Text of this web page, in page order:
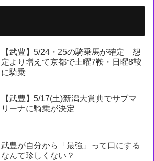
【武豊】5/24・25の騎乗馬が確定 想
定より増えて京都で土曜7鞍・日曜8鞍
に騎乗
【武豊】5/17(土)新潟大賞典でサブマ
リーナに騎乗が決定
武豊が自分から「最強」って口にする
なんて珍しくない？